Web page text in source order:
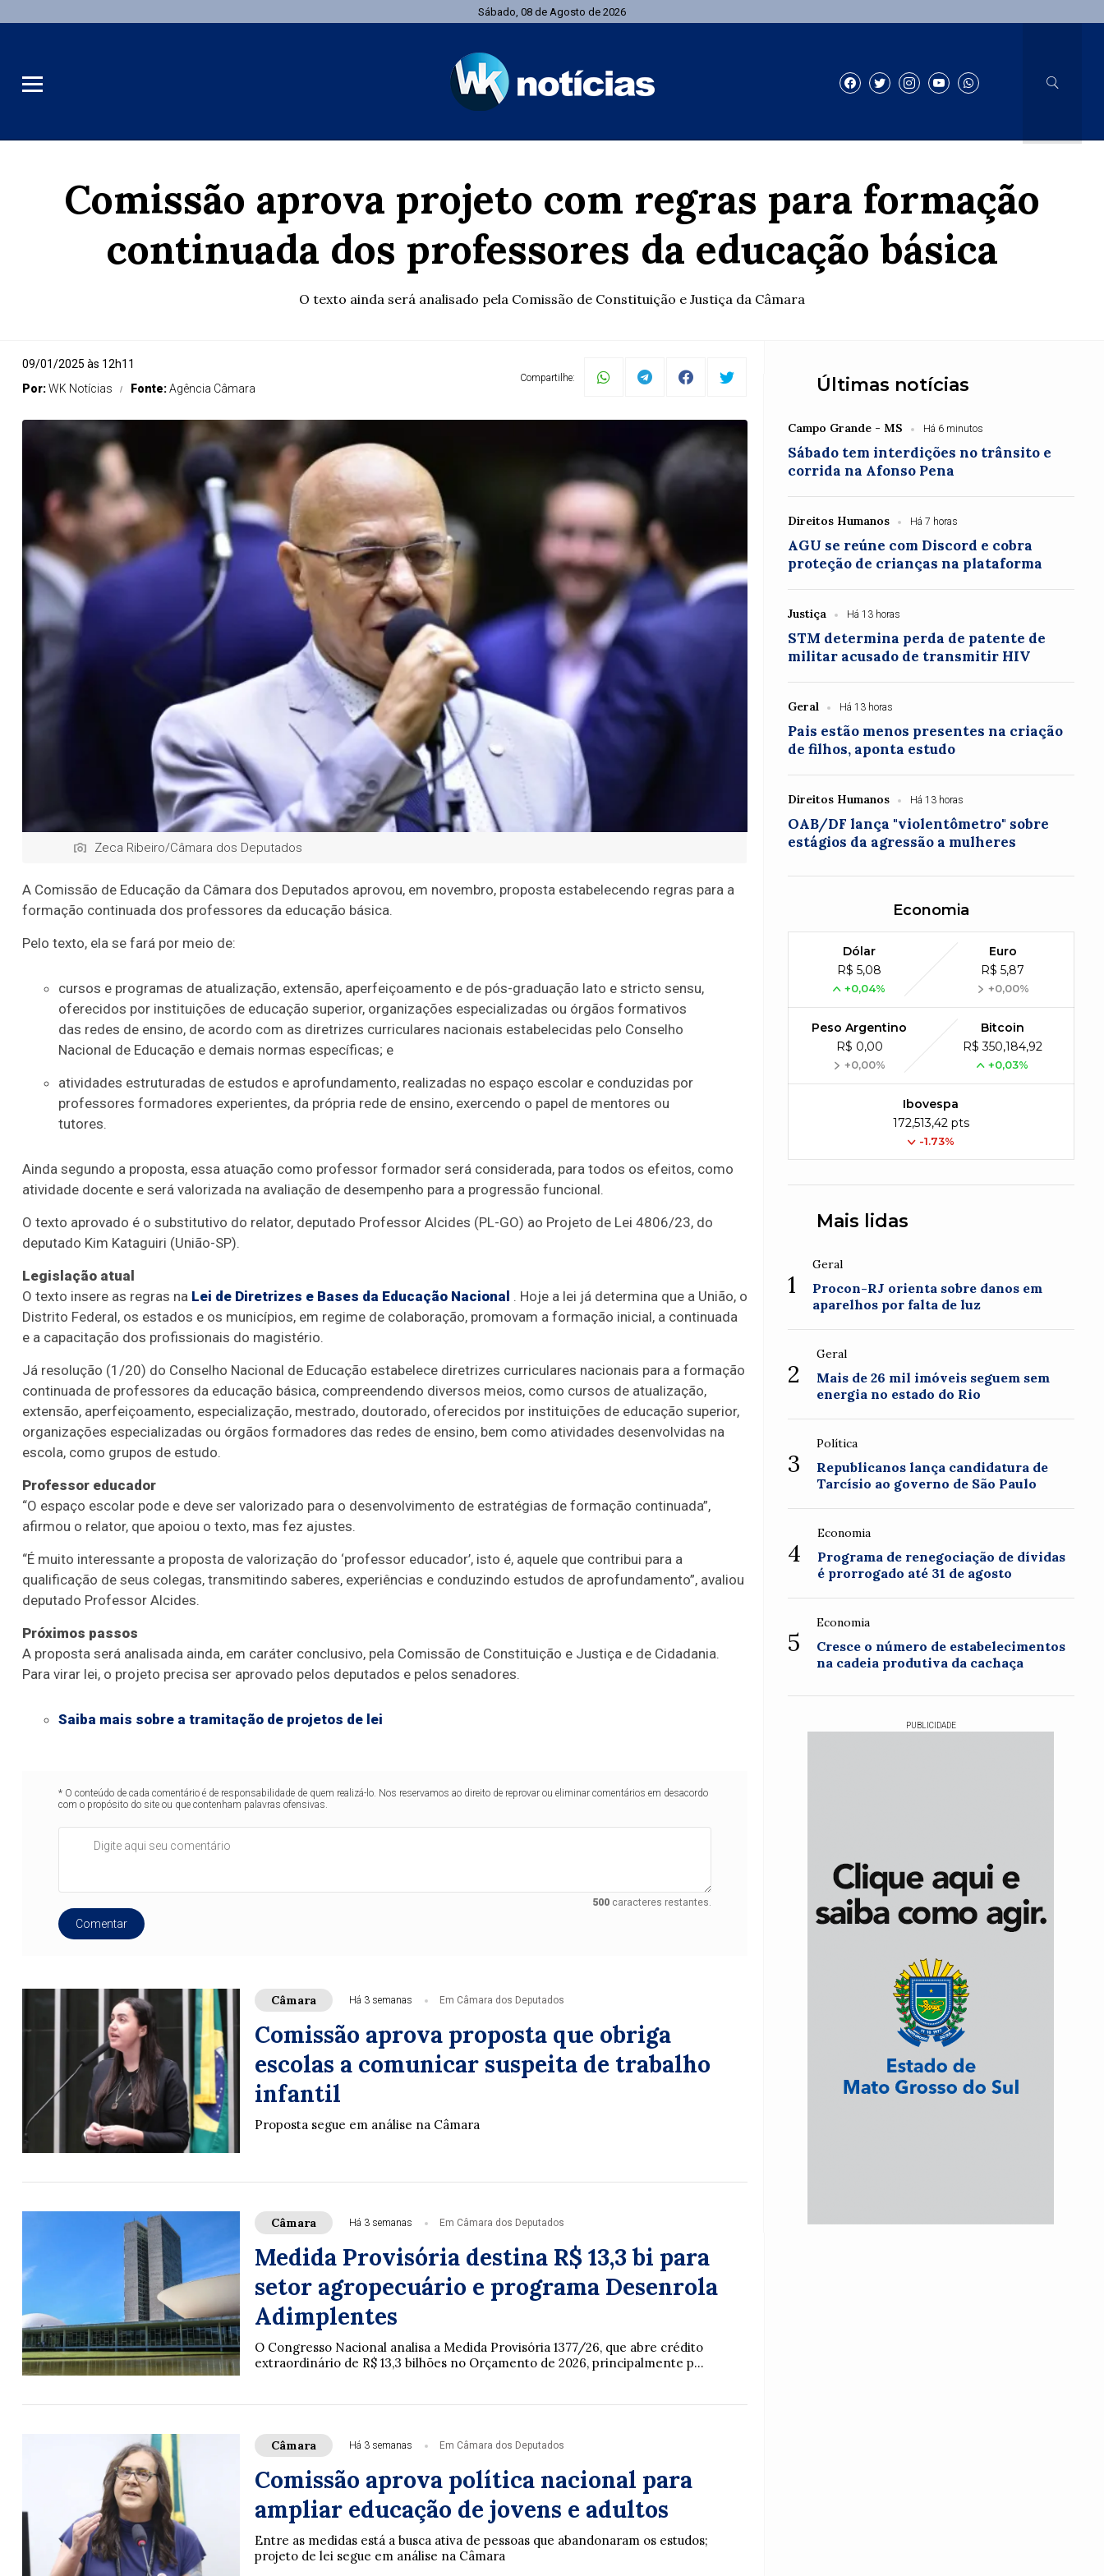
Sábado, 08 de Agosto de 2026
Comissão aprova projeto com regras para formação
continuada dos professores da educação básica
O texto ainda será analisado pela Comissão de Constituição e Justiça da Câmara
09/01/2025 às 12h11
Por:WK Notícias Fonte:Agência Câmara
Compartilhe:
Zeca Ribeiro/Câmara dos Deputados
A Comissão de Educação da Câmara dos Deputados aprovou, em novembro, proposta estabelecendo regras para a
formação continuada dos professores da educação básica.
Pelo texto, ela se fará por meio de:
cursos e programas de atualização, extensão, aperfeiçoamento e de pós-graduação lato e stricto sensu,
oferecidos por instituições de educação superior, organizações especializadas ou órgãos formativos
das redes de ensino, de acordo com as diretrizes curriculares nacionais estabelecidas pelo Conselho
Nacional de Educação e demais normas específicas; e
atividades estruturadas de estudos e aprofundamento, realizadas no espaço escolar e conduzidas por
professores formadores experientes, da própria rede de ensino, exercendo o papel de mentores ou
tutores.
Ainda segundo a proposta, essa atuação como professor formador será considerada, para todos os efeitos, como
atividade docente e será valorizada na avaliação de desempenho para a progressão funcional.
O texto aprovado é o substitutivo do relator, deputado Professor Alcides (PL-GO) ao Projeto de Lei 4806/23, do
deputado Kim Kataguiri (União-SP).
Legislação atual
O texto insere as regras na Lei de Diretrizes e Bases da Educação Nacional . Hoje a lei já determina que a União, o
Distrito Federal, os estados e os municípios, em regime de colaboração, promovam a formação inicial, a continuada
e a capacitação dos profissionais do magistério.
Já resolução (1/20) do Conselho Nacional de Educação estabelece diretrizes curriculares nacionais para a formação
continuada de professores da educação básica, compreendendo diversos meios, como cursos de atualização,
extensão, aperfeiçoamento, especialização, mestrado, doutorado, oferecidos por instituições de educação superior,
organizações especializadas ou órgãos formadores das redes de ensino, bem como atividades desenvolvidas na
escola, como grupos de estudo.
Professor educador
“O espaço escolar pode e deve ser valorizado para o desenvolvimento de estratégias de formação continuada”,
afirmou o relator, que apoiou o texto, mas fez ajustes.
“É muito interessante a proposta de valorização do ‘professor educador’, isto é, aquele que contribui para a
qualificação de seus colegas, transmitindo saberes, experiências e conduzindo estudos de aprofundamento”, avaliou
deputado Professor Alcides.
Próximos passos
A proposta será analisada ainda, em caráter conclusivo, pela Comissão de Constituição e Justiça e de Cidadania.
Para virar lei, o projeto precisa ser aprovado pelos deputados e pelos senadores.
Saiba mais sobre a tramitação de projetos de lei
* O conteúdo de cada comentário é de responsabilidade de quem realizá-lo. Nos reservamos ao direito de reprovar ou eliminar comentários em desacordo
com o propósito do site ou que contenham palavras ofensivas.
500caracteres restantes.
Comentar
Câmara Há 3 semanas Em Câmara dos Deputados
Comissão aprova proposta que obriga
escolas a comunicar suspeita de trabalho
infantil
Proposta segue em análise na Câmara
Câmara Há 3 semanas Em Câmara dos Deputados
Medida Provisória destina R$ 13,3 bi para
setor agropecuário e programa Desenrola
Adimplentes
O Congresso Nacional analisa a Medida Provisória 1377/26, que abre crédito
extraordinário de R$ 13,3 bilhões no Orçamento de 2026, principalmente p...
Câmara Há 3 semanas Em Câmara dos Deputados
Comissão aprova política nacional para
ampliar educação de jovens e adultos
Entre as medidas está a busca ativa de pessoas que abandonaram os estudos;
projeto de lei segue em análise na Câmara
Últimas notícias
Campo Grande - MS Há 6 minutos
Sábado tem interdições no trânsito e
corrida na Afonso Pena
Direitos Humanos Há 7 horas
AGU se reúne com Discord e cobra
proteção de crianças na plataforma
Justiça Há 13 horas
STM determina perda de patente de
militar acusado de transmitir HIV
Geral Há 13 horas
Pais estão menos presentes na criação
de filhos, aponta estudo
Direitos Humanos Há 13 horas
OAB/DF lança "violentômetro" sobre
estágios da agressão a mulheres
Economia
Dólar
R$ 5,08
+0,04%
Euro
R$ 5,87
+0,00%
Peso Argentino
R$ 0,00
+0,00%
Bitcoin
R$ 350,184,92
+0,03%
Ibovespa
172,513,42 pts
-1.73%
Mais lidas
1
Geral
Procon-RJ orienta sobre danos em
aparelhos por falta de luz
2
Geral
Mais de 26 mil imóveis seguem sem
energia no estado do Rio
3
Política
Republicanos lança candidatura de
Tarcísio ao governo de São Paulo
4
Economia
Programa de renegociação de dívidas
é prorrogado até 31 de agosto
5
Economia
Cresce o número de estabelecimentos
na cadeia produtiva da cachaça
PUBLICIDADE